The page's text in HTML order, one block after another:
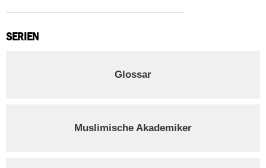
SERIEN
Glossar
Muslimische Akademiker